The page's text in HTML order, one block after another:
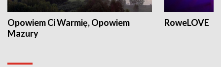
Opowiem Ci Warmię, Opowiem
Mazury
RoweLOVE